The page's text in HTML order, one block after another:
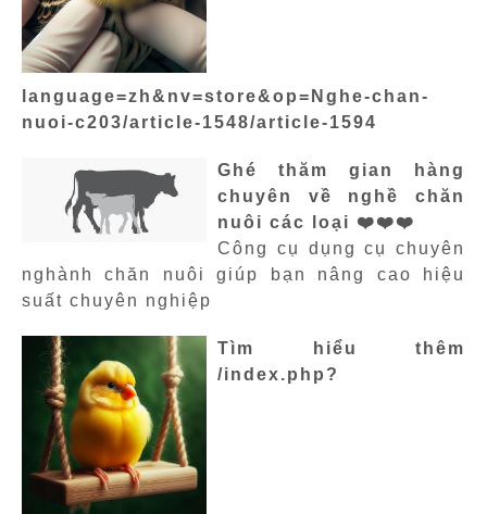
language=zh&nv=store&op=Nghe-chan-
nuoi-c203/article-1548/article-1594
Ghé thăm gian hàng
chuyên về nghề chăn
nuôi các loại ❤️❤️❤️
Công cụ dụng cụ chuyên
nghành chăn nuôi giúp bạn nâng cao hiệu
suất chuyên nghiệp
Tìm hiểu thêm
/index.php?